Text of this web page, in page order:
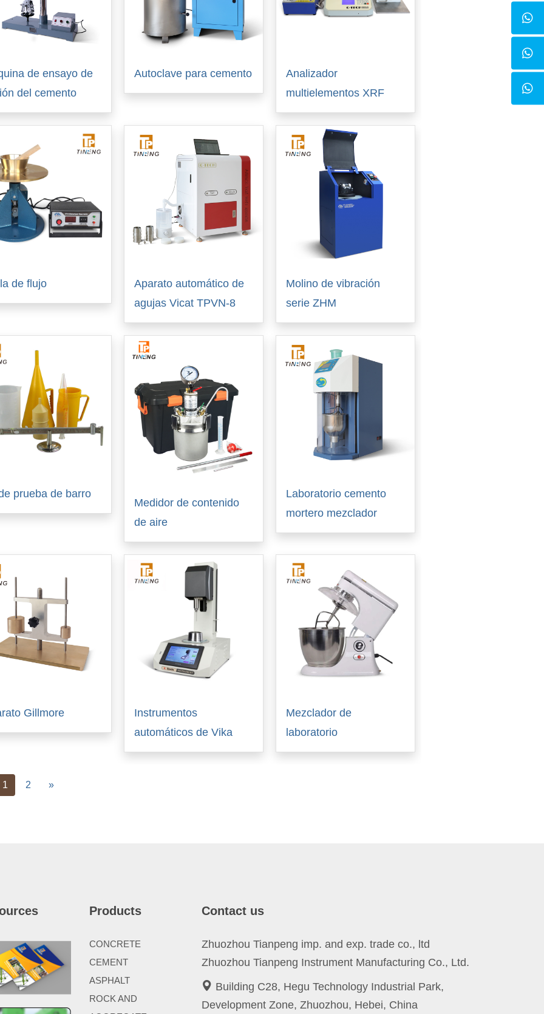
de ensayo de
del cemento
Autoclave para cemento
Analizador
multielementos XRF
de flujo
Aparato automático de
agujas Vicat TPVN-8
Molino de vibración
serie ZHM
prueba de barro
Medidor de contenido
de aire
Laboratorio cemento
mortero mezclador
Gillmore
Instrumentos
automáticos de Vika
Mezclador de
laboratorio
1 2 »Next
Products
CONCRETE
CEMENT
ASPHALT
ROCK AND
Contact us
Zhuozhou Tianpeng imp. and exp. trade co., ltd
Zhuozhou Tianpeng Instrument Manufacturing Co., Ltd.
Building C28, Hegu Technology Industrial Park,
Development Zone, Zhuozhou, Hebei, China